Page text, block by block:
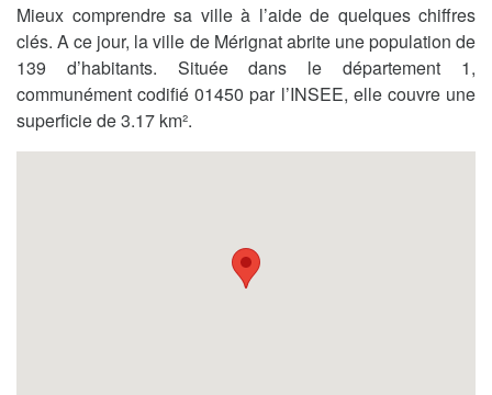
Mieux comprendre sa ville à l’aide de quelques chiffres
clés. A ce jour, la ville de Mérignat abrite une population de
139 d’habitants. Située dans le département 1,
communément codifié 01450 par l’INSEE, elle couvre une
superficie de 3.17 km².